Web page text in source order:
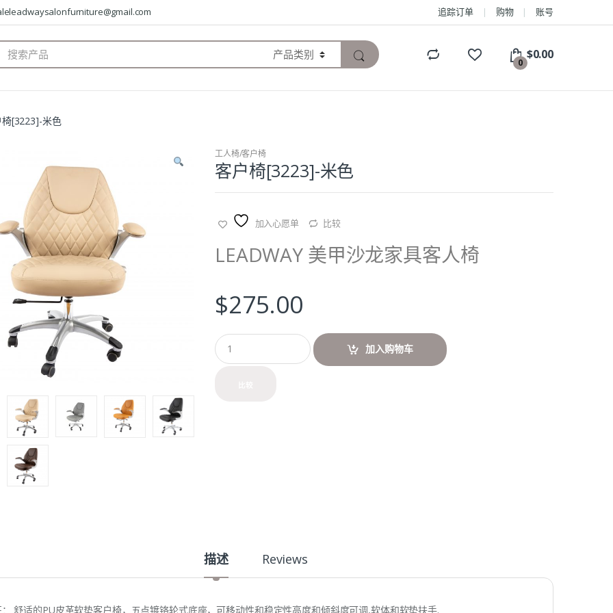
追踪订单 购物 账号
0
$0.00
[3223]-米色
工人椅/客户椅
客户椅[3223]-米色
加入心愿单 比较
LEADWAY 美甲沙龙家具客人椅
$275.00
Q
u
a
加入购物车
描述 Reviews
舒适的PU皮革软垫客户椅，五点镀铬轮式底座，可移动性和稳定性高度和倾斜度可调,软体和软垫扶手.